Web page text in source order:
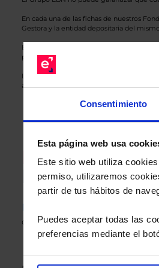
Consentimiento
Esta página web usa
Este sitio web utiliza
permiso, utilizaremos
partir de tus hábitos de
Puedes aceptar todas las
preferencias mediante el
En cada una de las fichas de nuestros
Gestora y la entidad depositaria del
Esto es una comunicación publicitaria.
para el inversor antes de tomar una
Los datos de rentabilidad mostrados
anterior a Valor Liquidativo actual con
Le
Descárguese el archivo
de sus alternativas de